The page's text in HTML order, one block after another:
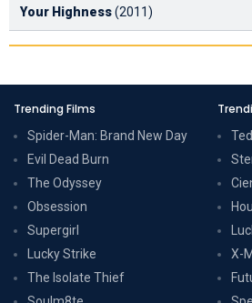
Your Highness(2011)
Trending Films
Spider-Man: Brand New Day
Evil Dead Burn
The Odyssey
Obsession
Supergirl
Lucky Strike
The Isolate Thief
X-